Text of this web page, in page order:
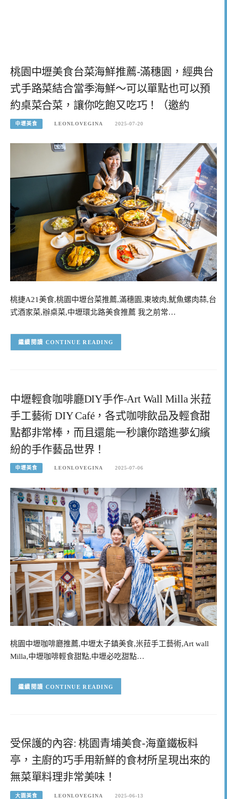
桃園中壢美食台菜海鮮推薦-滿穗園，經典台
式手路菜結合當季海鮮～可以單點也可以預
約桌菜合菜，讓你吃飽又吃巧！（邀約
中壢美食 LEONLOVEGINA 2025-07-20
桃捷A21美食,桃園中壢台菜推薦,滿穗園,東坡肉,魷魚螺肉蒜,台
式酒家菜,辦桌菜,中壢環北路美食推薦 我之前常…
CONTINUE READING
中壢輕食咖啡廳DIY手作-Art Wall Milla 米菈
手工藝術 DIY Café，各式咖啡飲品及輕食甜
點都非常棒，而且還能一秒讓你踏進夢幻繽
紛的手作藝品世界！
中壢美食 LEONLOVEGINA 2025-07-06
桃園中壢咖啡廳推薦,中壢太子鎮美食,米菈手工藝術,Art wall
Milla,中壢咖啡輕食甜點,中壢必吃甜點…
CONTINUE READING
受保護的內容: 桃園青埔美食-海童鐵板料
亭，主廚的巧手用新鮮的食材所呈現出來的
無菜單料理非常美味！
大園美食 LEONLOVEGINA 2025-06-13